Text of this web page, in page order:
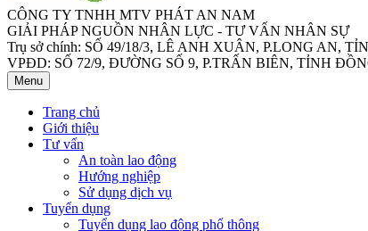
CÔNG TY TNHH MTV PHÁT AN NAM
GIẢI PHÁP NGUỒN NHÂN LỰC - TƯ VẤN NHÂN SỰ
Trụ sở chính: SỐ 49/18/3, LÊ ANH XUÂN, P.LONG AN,
VPĐD: SỐ 72/9, ĐƯỜNG SỐ 9, P.TRẤN BIÊN, TỈNH
Menu
Trang chủ
Giới thiệu
Tư vấn
An toàn lao động
Hướng nghiệp
Sử dụng dịch vụ
Tuyển dụng
Tuyển dụng lao động phổ thông